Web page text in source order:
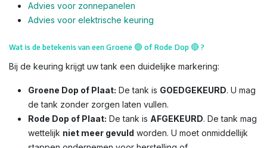
Advies voor zonnepanelen
Advies voor elektrische keuring
Wat is de betekenis van een Groene 🟢 of Rode Dop🔴?
Bij de keuring krijgt uw tank een duidelijke markering:
Groene Dop of Plaat: De tank is GOEDGEKEURD. U mag
de tank zonder zorgen laten vullen.
Rode Dop of Plaat: De tank is AFGEKEURD. De tank mag
wettelijk niet meer gevuld worden. U moet onmiddellijk